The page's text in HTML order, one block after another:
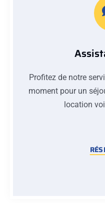
Profitez de notre
moment pour un
location